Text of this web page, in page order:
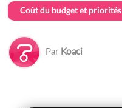
Coût du budget et priorités
Par Koaci